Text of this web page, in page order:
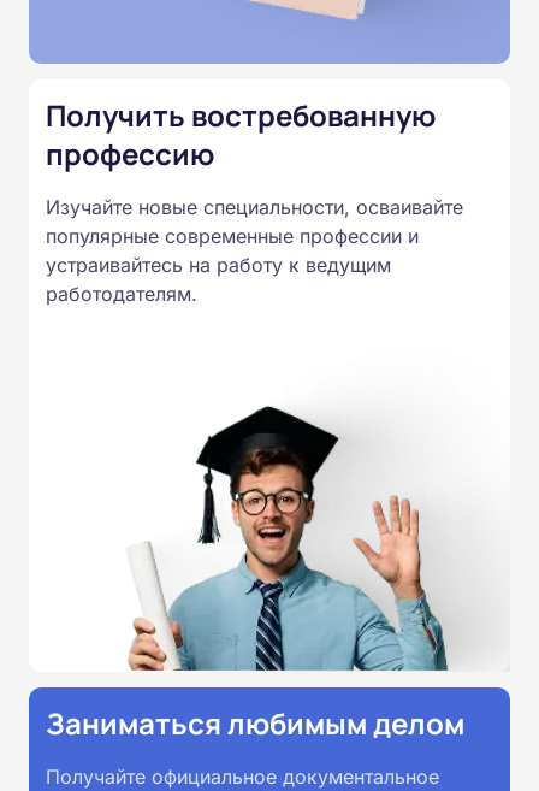
Подготовка ведется по всем
России от 14.07.2023 N 534 в
соответствии с Федеральными
образовательными стандартами
профессионального образования.
Удостоверения и дипломы о
Получить востребованную
профессию
Изучайте новые специальности, осваивайте
популярные современные профессии и
устраивайтесь на работу к ведущим
работодателям.
Заниматься любимым делом
Получайте официальное документальное